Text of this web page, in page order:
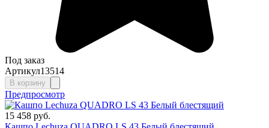
Под заказ
Артикул13514
В корзину
Предпросмотр
15 458 руб.